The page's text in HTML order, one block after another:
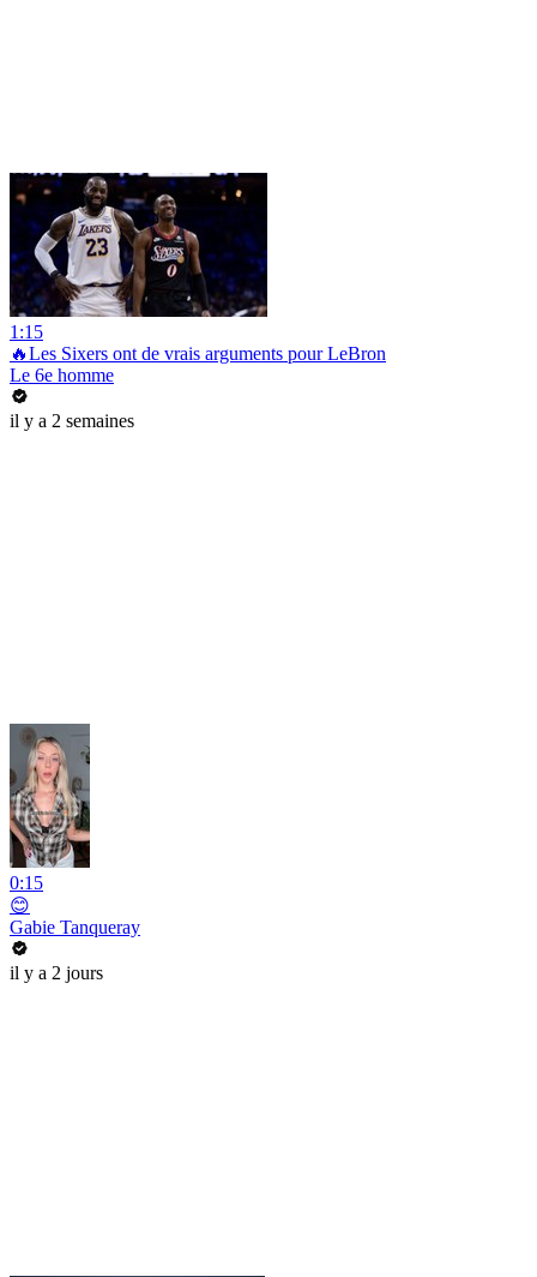
1:15
🔥Les Sixers ont de vrais arguments pour LeBron
Le 6e homme
il y a 2 semaines
0:15
😊
Gabie Tanqueray
il y a 2 jours